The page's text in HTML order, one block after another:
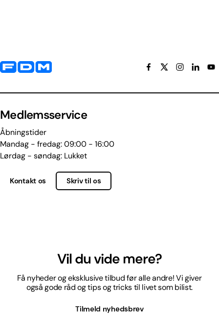
Yderligere information og kontaktoplysninger
Medlemsservice
Åbningstider
Mandag - fredag: 09:00 - 16:00
Lørdag - søndag: Lukket
Kontakt os Skriv til os
Vil du vide mere?
Få nyheder og eksklusive tilbud før alle andre! Vi giver
også gode råd og tips og tricks til livet som bilist.
Tilmeld nyhedsbrev